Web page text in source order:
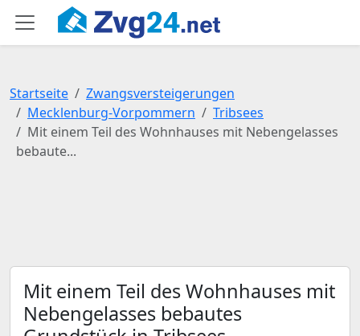
Startseite
Zwangsversteigerungen
Mecklenburg-Vorpommern
Tribsees
Mit einem Teil des Wohnhauses mit Nebengelasses
bebaute...
Mit einem Teil des Wohnhauses mit
Nebengelasses bebautes